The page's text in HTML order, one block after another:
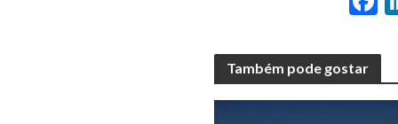
e
b
Também pode gostar